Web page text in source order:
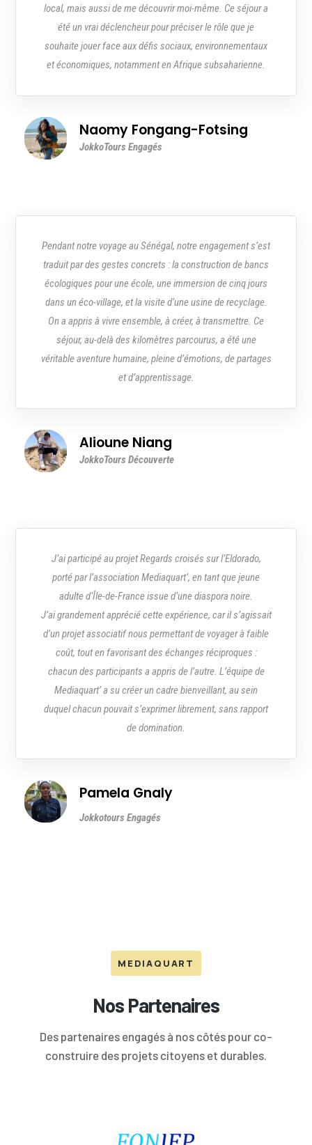
local, mais aussi de me découvrir moi-même. Ce séjour a
été un vrai déclencheur pour préciser le rôle que je
souhaite jouer face aux défis sociaux, environnementaux
et économiques, notamment en Afrique subsaharienne.
Naomy Fongang-Fotsing
JokkoTours Engagés
Pendant notre voyage au Sénégal, notre engagement s’est
traduit par des gestes concrets : la construction de bancs
écologiques pour une école, une immersion de cinq jours
dans un éco-village, et la visite d’une usine de recyclage.
On a appris à vivre ensemble, à créer, à transmettre. Ce
séjour, au-delà des kilomètres parcourus, a été une
véritable aventure humaine, pleine d’émotions, de partages
et d’apprentissage.
Alioune Niang
JokkoTours Découverte
J’ai participé au projet Regards croisés sur l’Eldorado,
porté par l’association Mediaquart’, en tant que jeune
adulte d’Île-de-France issue d’une diaspora noire.
J’ai grandement apprécié cette expérience, car il s’agissait
d’un projet associatif nous permettant de voyager à faible
coût, tout en favorisant des échanges réciproques :
chacun des participants a appris de l’autre. L’équipe de
Mediaquart’ a su créer un cadre bienveillant, au sein
duquel chacun pouvait s’exprimer librement, sans rapport
de domination.
Pamela Gnaly
Jokkotours Engagés
MEDIAQUART
Nos Partenaires
Des partenaires engagés à nos côtés pour co-
construire des projets citoyens et durables.